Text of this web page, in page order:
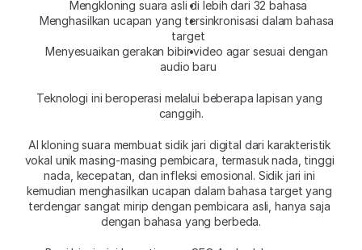
Mengkloning suara asli di lebih dari 32 bahasa
Menghasilkan ucapan yang tersinkronisasi dalam bahasa
target
Menyesuaikan gerakan bibir video agar sesuai dengan
audio baru
Teknologi ini beroperasi melalui beberapa lapisan yang
canggih.
AI kloning suara membuat sidik jari digital dari karakteristik
vokal unik masing-masing pembicara, termasuk nada, tinggi
nada, kecepatan, dan infleksi emosional. Sidik jari ini
kemudian menghasilkan ucapan dalam bahasa target yang
terdengar sangat mirip dengan pembicara asli, hanya saja
dengan bahasa yang berbeda.